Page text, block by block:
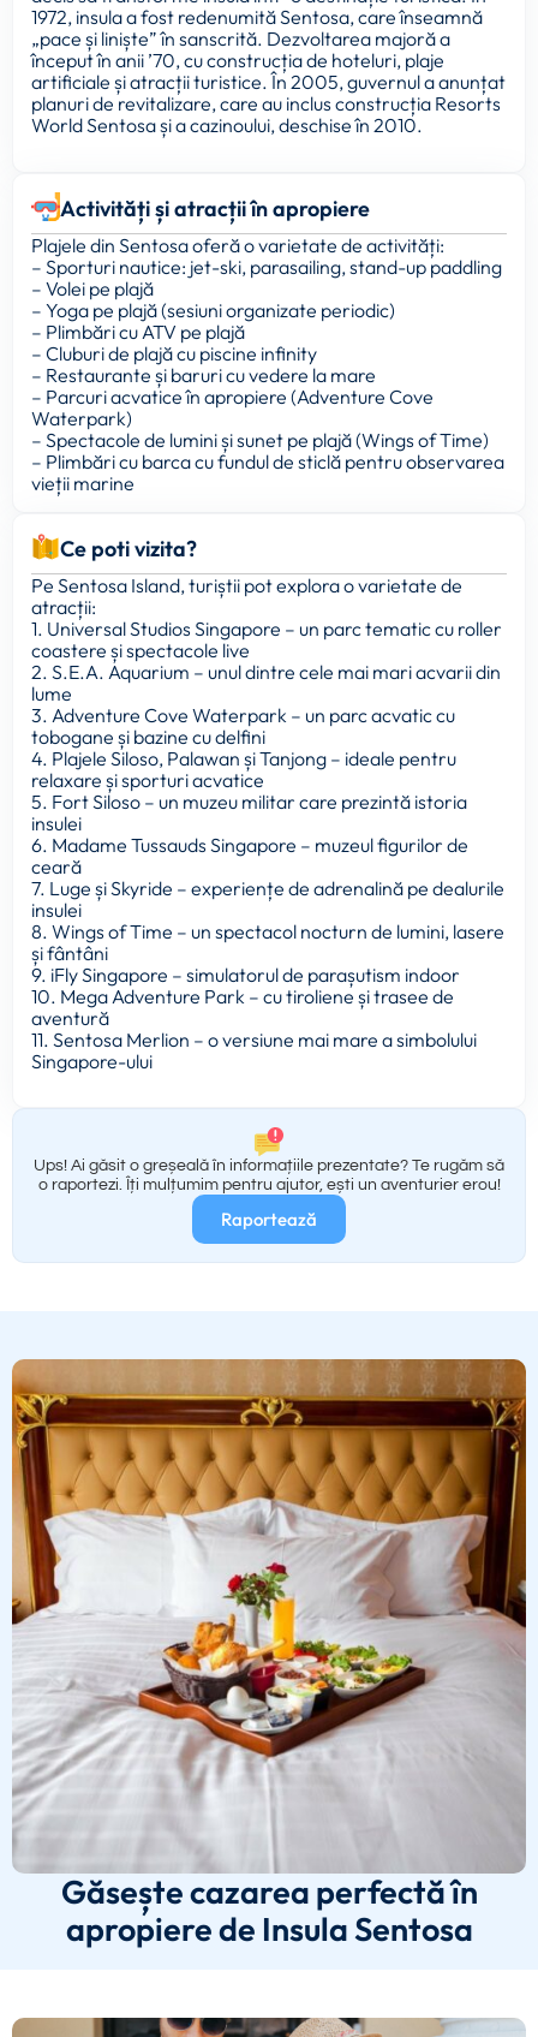
1972, insula a fost redenumită Sentosa, care înseamnă
„pace și liniște” în sanscrită. Dezvoltarea majoră a
început în anii ’70, cu construcția de hoteluri, plaje
artificiale și atracții turistice. În 2005, guvernul a anunțat
planuri de revitalizare, care au inclus construcția Resorts
World Sentosa și a cazinoului, deschise în 2010.
Activități și atracții în apropiere
Plajele din Sentosa oferă o varietate de activități:
– Sporturi nautice: jet-ski, parasailing, stand-up paddling
– Volei pe plajă
– Yoga pe plajă (sesiuni organizate periodic)
– Plimbări cu ATV pe plajă
– Cluburi de plajă cu piscine infinity
– Restaurante și baruri cu vedere la mare
– Parcuri acvatice în apropiere (Adventure Cove
Waterpark)
– Spectacole de lumini și sunet pe plajă (Wings of Time)
– Plimbări cu barca cu fundul de sticlă pentru observarea
vieții marine
Ce poti vizita?
Pe Sentosa Island, turiștii pot explora o varietate de
atracții:
1. Universal Studios Singapore – un parc tematic cu roller
coastere și spectacole live
2. S.E.A. Aquarium – unul dintre cele mai mari acvarii din
lume
3. Adventure Cove Waterpark – un parc acvatic cu
tobogane și bazine cu delfini
4. Plajele Siloso, Palawan și Tanjong – ideale pentru
relaxare și sporturi acvatice
5. Fort Siloso – un muzeu militar care prezintă istoria
insulei
6. Madame Tussauds Singapore – muzeul figurilor de
ceară
7. Luge și Skyride – experiențe de adrenalină pe dealurile
insulei
8. Wings of Time – un spectacol nocturn de lumini, lasere
și fântâni
9. iFly Singapore – simulatorul de parașutism indoor
10. Mega Adventure Park – cu tiroliene și trasee de
aventură
11. Sentosa Merlion – o versiune mai mare a simbolului
Singapore-ului
Ups! Ai găsit o greșeală în informațiile prezentate? Te rugăm să
o raportezi. Îți mulțumim pentru ajutor, ești un aventurier erou!
Raportează
Găsește cazarea perfectă în
apropiere de Insula Sentosa